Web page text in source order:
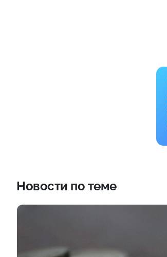
Новости по теме